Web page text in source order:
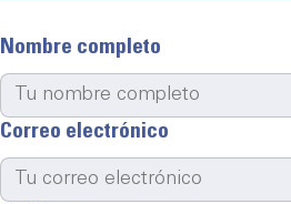
Nombre completo
Correo electrónico